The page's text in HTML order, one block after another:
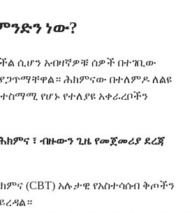
ነው?
ሲሆን አብዛኛዎቹ ሰዎች በተገቢው
ያጋጥማቸዋል። ሕክምናው በተለምዶ ለልዩ
የሆኑ የተለያዩ አቀራረቦችን
፣ ብዙውን ጊዜ የመጀመሪያ ደረጃ
(CBT) አሉታዊ የአስተሳሰብ ቅጦችን